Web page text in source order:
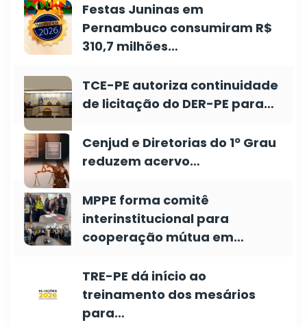
Festas Juninas em
Pernambuco consumiram R$
310,7 milhões…
TCE-PE autoriza continuidade
de licitação do DER-PE para…
Cenjud e Diretorias do 1º Grau
reduzem acervo…
MPPE forma comitê
interinstitucional para
cooperação mútua em…
TRE-PE dá início ao
treinamento dos mesários
para…